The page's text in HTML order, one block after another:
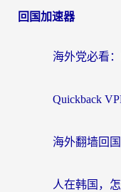
回国加速器